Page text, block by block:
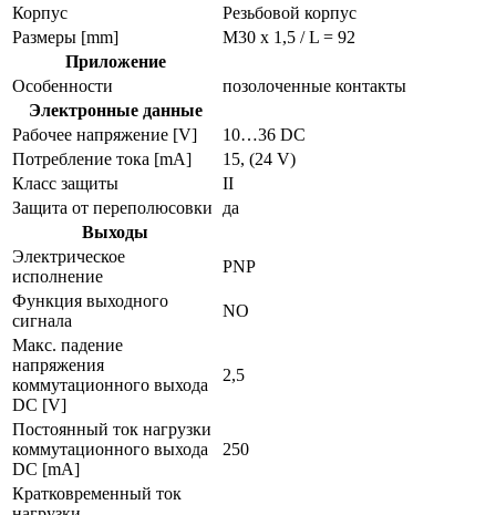
Корпус
Резьбовой корпус
Размеры [mm]
M30 x 1,5 / L = 92
Приложение
Особенности
позолоченные контакты
Электронные данные
Рабочее напряжение [V]
10…36 DC
Потребление тока [mA]
15, (24 V)
Класс защиты
II
Защита от переполюсовки
да
Выходы
Электрическое
исполнение
PNP
Функция выходного
сигнала
NO
Макс. падение
напряжения
коммутационного выхода
DC [V]
2,5
Постоянный ток нагрузки
коммутационного выхода
DC [mA]
250
Кратковременный ток